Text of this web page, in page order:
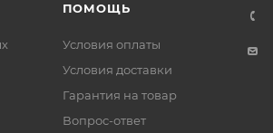
ПОМОЩЬ
Условия оплаты
Условия доставки
Гарантия на товар
Вопрос-ответ